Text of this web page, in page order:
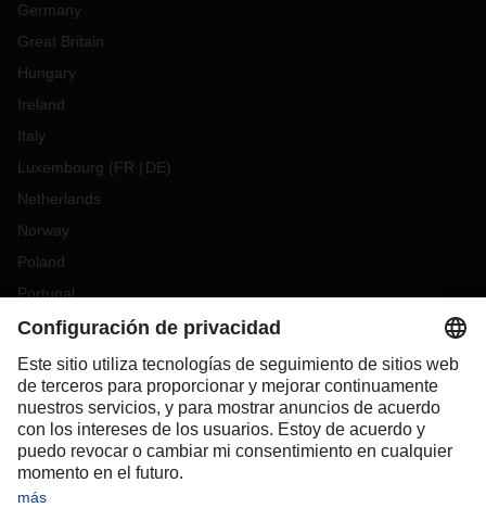
Germany
Great Britain
Hungary
Ireland
Italy
Luxembourg (FR DE)
Netherlands
Norway
Poland
Portugal
Romania
Slovakia
Spain
Sweden
Switzerland(DE FR)
Turkey